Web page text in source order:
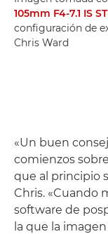
105mm F4-7.1 IS
configuración de
Chris Ward
«Un buen
comienzos
que al principio
Chris. «Cuando
software de
la que la